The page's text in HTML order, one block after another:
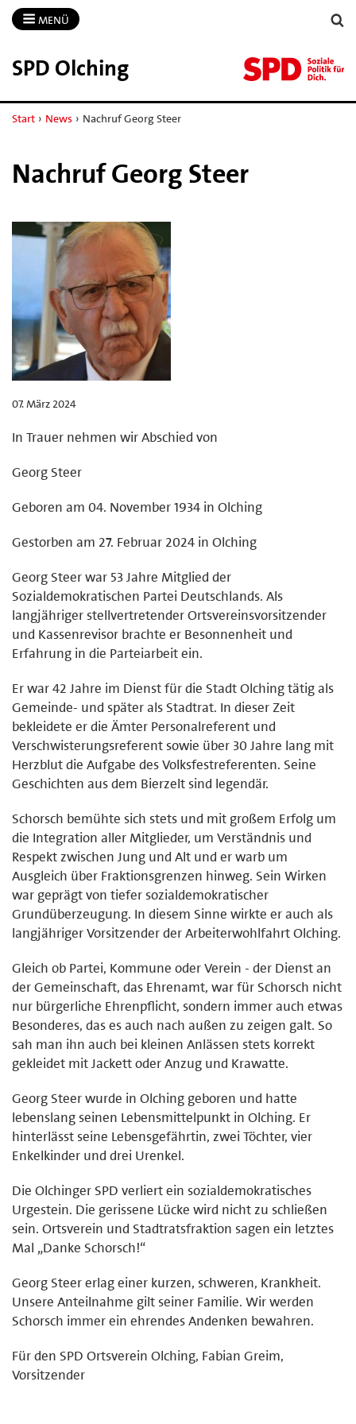
MENÜ
SPD Olching
Start › News › Nachruf Georg Steer
Nachruf Georg Steer
07. März 2024
In Trauer nehmen wir Abschied von
Georg Steer
Geboren am 04. November 1934 in Olching
Gestorben am 27. Februar 2024 in Olching
Georg Steer war 53 Jahre Mitglied der
Sozialdemokratischen Partei Deutschlands. Als
langjähriger stellvertretender Ortsvereinsvorsitzender
und Kassenrevisor brachte er Besonnenheit und
Erfahrung in die Parteiarbeit ein.
Er war 42 Jahre im Dienst für die Stadt Olching tätig als
Gemeinde- und später als Stadtrat. In dieser Zeit
bekleidete er die Ämter Personalreferent und
Verschwisterungsreferent sowie über 30 Jahre lang mit
Herzblut die Aufgabe des Volksfestreferenten. Seine
Geschichten aus dem Bierzelt sind legendär.
Schorsch bemühte sich stets und mit großem Erfolg um
die Integration aller Mitglieder, um Verständnis und
Respekt zwischen Jung und Alt und er warb um
Ausgleich über Fraktionsgrenzen hinweg. Sein Wirken
war geprägt von tiefer sozialdemokratischer
Grundüberzeugung. In diesem Sinne wirkte er auch als
langjähriger Vorsitzender der Arbeiterwohlfahrt Olching.
Gleich ob Partei, Kommune oder Verein - der Dienst an
der Gemeinschaft, das Ehrenamt, war für Schorsch nicht
nur bürgerliche Ehrenpflicht, sondern immer auch etwas
Besonderes, das es auch nach außen zu zeigen galt. So
sah man ihn auch bei kleinen Anlässen stets korrekt
gekleidet mit Jackett oder Anzug und Krawatte.
Georg Steer wurde in Olching geboren und hatte
lebenslang seinen Lebensmittelpunkt in Olching. Er
hinterlässt seine Lebensgefährtin, zwei Töchter, vier
Enkelkinder und drei Urenkel.
Die Olchinger SPD verliert ein sozialdemokratisches
Urgestein. Die gerissene Lücke wird nicht zu schließen
sein. Ortsverein und Stadtratsfraktion sagen ein letztes
Mal „Danke Schorsch!“
Georg Steer erlag einer kurzen, schweren, Krankheit.
Unsere Anteilnahme gilt seiner Familie. Wir werden
Schorsch immer ein ehrendes Andenken bewahren.
Für den SPD Ortsverein Olching, Fabian Greim,
Vorsitzender